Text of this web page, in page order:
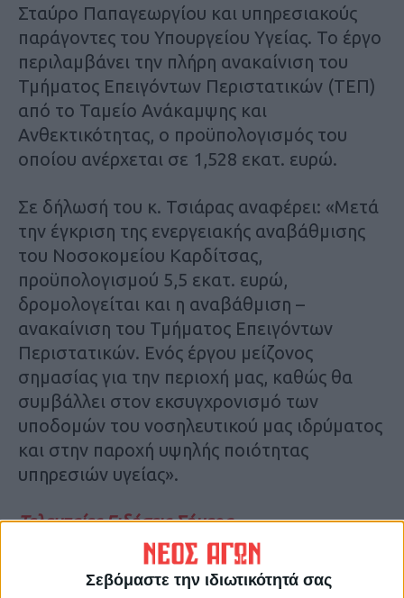
Σεβόμαστε την ιδιωτικότητά σας
Σταύρο Παπαγεωργίου και υπηρεσιακούς
παράγοντες του Υπουργείου Υγείας. Το έργο
περιλαμβάνει την πλήρη ανακαίνιση του
Τμήματος Επειγόντων Περιστατικών (ΤΕΠ)
από το Ταμείο Ανάκαμψης και
Ανθεκτικότητας, ο προϋπολογισμός του
οποίου ανέρχεται σε 1,528 εκατ. ευρώ.
Σε δήλωσή του κ. Τσιάρας αναφέρει: «Μετά
την έγκριση της ενεργειακής αναβάθμισης
του Νοσοκομείου Καρδίτσας,
προϋπολογισμού 5,5 εκατ. ευρώ,
δρομολογείται και η αναβάθμιση –
ανακαίνιση του Τμήματος Επειγόντων
Περιστατικών. Ενός έργου μείζονος
σημασίας για την περιοχή μας, καθώς θα
συμβάλλει στον εκσυγχρονισμό των
υποδομών του νοσηλευτικού μας ιδρύματος
και στην παροχή υψηλής ποιότητας
υπηρεσιών υγείας».
Τελευταίες Ειδήσεις Σήμερα
Ακολούθησε την εφημερίδα ΝΕΟΣ